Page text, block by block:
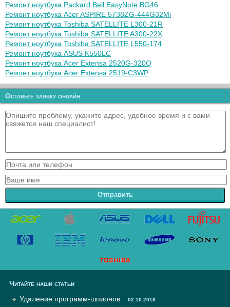
Ремонт ноутбука Packard Bell EasyNote BG46
Ремонт ноутбука Acer ASPIRE 5738ZG-444G32Mi
Ремонт ноутбука Toshiba SATELLITE L300-21R
Ремонт ноутбука Toshiba SATELLITE A300-22X
Ремонт ноутбука Toshiba SATELLITE L550-174
Ремонт ноутбука ASUS K550LC
Ремонт ноутбука Acer Extensa 2520G-320Q
Ремонт ноутбука Acer Extensa 2519-C3WP
Оставьте заявку онлайн
Отправить
Читайте наши статьи
Удаление программ-шпионов
02.10.2018